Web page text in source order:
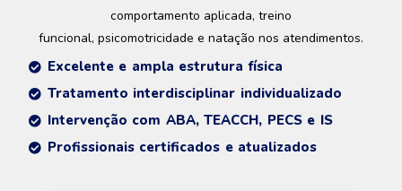
comportamento aplicada, treino
funcional, psicomotricidade e natação nos atendimentos.
Excelente e ampla estrutura física
Tratamento interdisciplinar individualizado
Intervenção com ABA, TEACCH, PECS e IS
Profissionais certificados e atualizados